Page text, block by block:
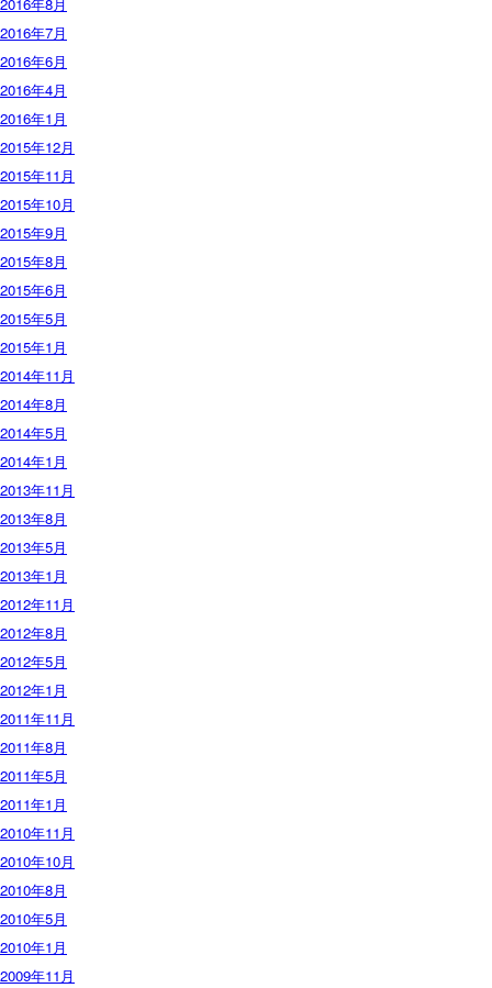
2016年7月
2016年6月
2016年4月
2016年1月
2015年12月
2015年11月
2015年10月
2015年9月
2015年8月
2015年6月
2015年5月
2015年1月
2014年11月
2014年8月
2014年5月
2014年1月
2013年11月
2013年8月
2013年5月
2013年1月
2012年11月
2012年8月
2012年5月
2012年1月
2011年11月
2011年8月
2011年5月
2011年1月
2010年11月
2010年10月
2010年8月
2010年5月
2010年1月
2009年11月